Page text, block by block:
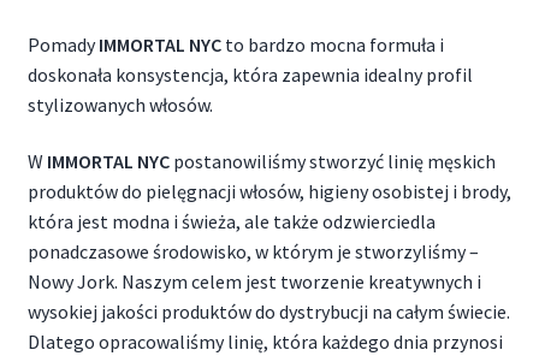
PomadyIMMORTAL NYCto bardzo mocna formuła i
doskonała konsystencja, która zapewnia idealny profil
stylizowanych włosów.
W IMMORTAL NYCpostanowiliśmy stworzyć linię męskich
produktów do pielęgnacji włosów, higieny osobistej i brody,
która jest modna i świeża, ale także odzwierciedla
ponadczasowe środowisko, w którym je stworzyliśmy –
Nowy Jork. Naszym celem jest tworzenie kreatywnych i
wysokiej jakości produktów do dystrybucji na całym świecie.
Dlatego opracowaliśmy linię, która każdego dnia przynosi